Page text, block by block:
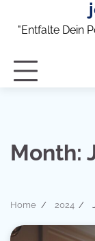
"Entfalte Dein
Month:
Home 2024